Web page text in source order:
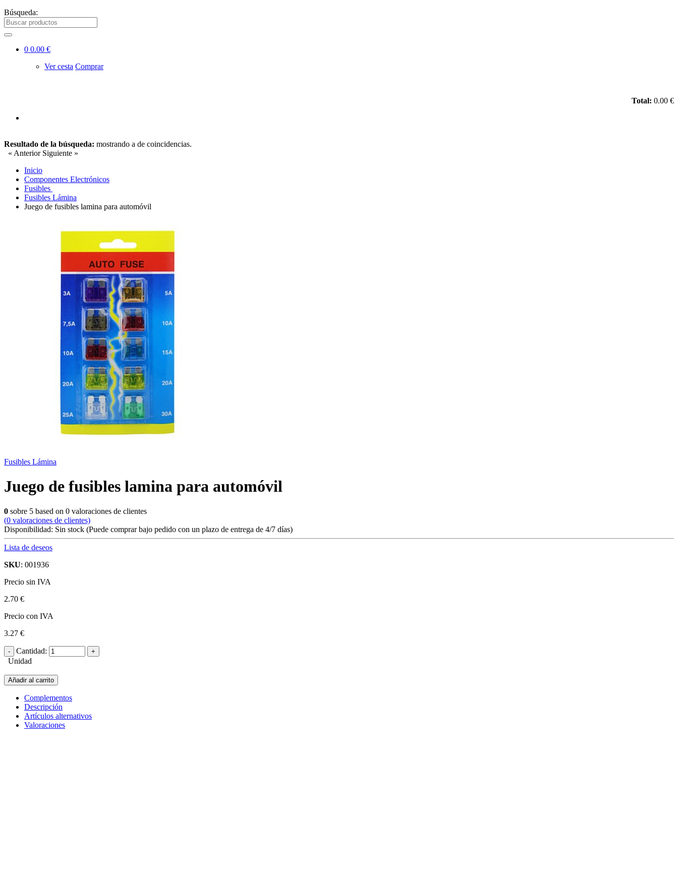
Búsqueda:
0 0.00 €
Ver cesta Comprar
Total: 0.00 €
Resultado de la búsqueda: mostrando a de coincidencias.
« Anterior Siguiente »
Inicio
Componentes Electrónicos
Fusibles
Fusibles Lámina
Juego de fusibles lamina para automóvil
Fusibles Lámina
Juego de fusibles lamina para automóvil
0 sobre 5 based on 0 valoraciones de clientes
(0 valoraciones de clientes)
Disponibilidad: Sin stock (Puede comprar bajo pedido con un plazo de entrega de 4/7 días)
Lista de deseos
SKU: 001936
Precio sin IVA
2.70 €
Precio con IVA
3.27 €
Cantidad:
Unidad
Añadir al carrito
Complementos
Descripción
Artículos alternativos
Valoraciones